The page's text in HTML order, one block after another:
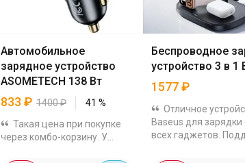
Автомобильное
зарядное устройство
ASOMETECH 138 Вт
833 ₽ 1400₽ 41 %
Такая цена при покупке
через комбо-корзину. У
Беспроводное
устройство 3 в 1
1577₽
Отличное
Baseus для зарядки
всех гаджетов.